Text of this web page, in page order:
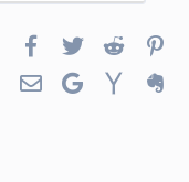
DiasporaFacebook
TwitterReddit
SkypeЭлектронная почта
Google Yahoo